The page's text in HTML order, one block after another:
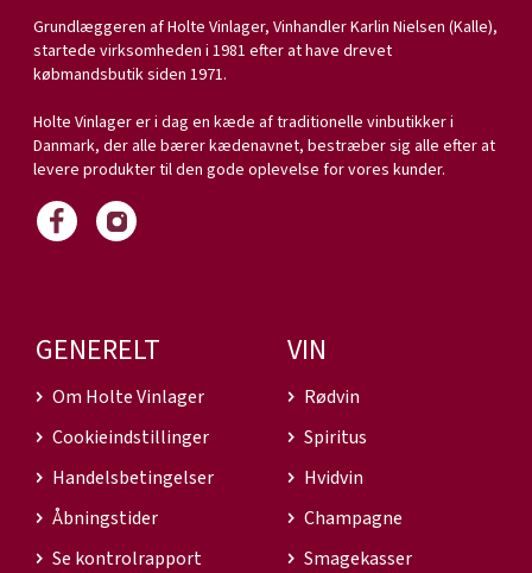
Grundlæggeren af Holte Vinlager, Vinhandler Karlin Nielsen (Kalle),
startede virksomheden i 1981 efter at have drevet
købmandsbutik siden 1971.
Holte Vinlager er i dag en kæde af traditionelle vinbutikker i
Danmark, der alle bærer kædenavnet, bestræber sig alle efter at
levere produkter til den gode oplevelse for vores kunder.
GENERELT
Om Holte Vinlager
Cookieindstillinger
Handelsbetingelser
Åbningstider
Se kontrolrapport
VIN
Rødvin
Spiritus
Hvidvin
Champagne
Smagekasser